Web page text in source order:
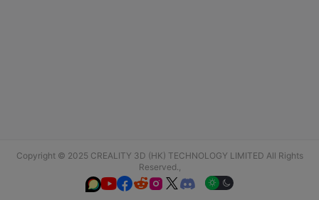
Copyright © 2025 CREALITY 3D (HK) TECHNOLOGY LIMITED All Rights
Reserved.,
  